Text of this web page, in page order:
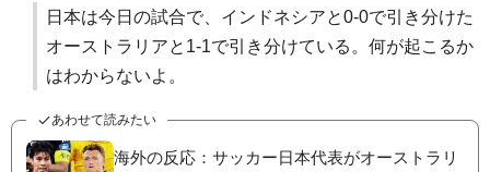
日本は今日の試合で、インドネシアと0-0で引き分けた
オーストラリアと1-1で引き分けている。何が起こるか
はわからないよ。
あわせて読みたい
海外の反応：サッカー日本代表がオーストラリ